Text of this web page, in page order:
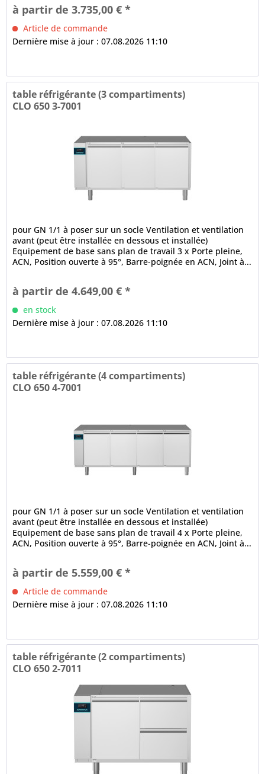
à partir de 3.735,00 € *
Article de commande
Dernière mise à jour : 07.08.2026 11:10
table réfrigérante (3 compartiments)
CLO 650 3-7001
pour GN 1/1 à poser sur un socle Ventilation et ventilation
avant (peut être installée en dessous et installée)
Equipement de base sans plan de travail 3 x Porte pleine,
ACN, Position ouverte à 95°, Barre-poignée en ACN, Joint à...
à partir de 4.649,00 € *
en stock
Dernière mise à jour : 07.08.2026 11:10
table réfrigérante (4 compartiments)
CLO 650 4-7001
pour GN 1/1 à poser sur un socle Ventilation et ventilation
avant (peut être installée en dessous et installée)
Equipement de base sans plan de travail 4 x Porte pleine,
ACN, Position ouverte à 95°, Barre-poignée en ACN, Joint à...
à partir de 5.559,00 € *
Article de commande
Dernière mise à jour : 07.08.2026 11:10
table réfrigérante (2 compartiments)
CLO 650 2-7011